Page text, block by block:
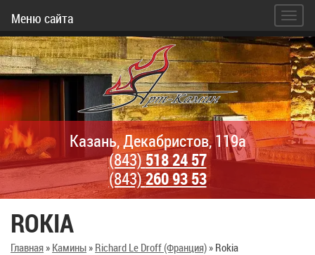
Меню сайта
Казань, Декабристов, 119а
(843)518 24 57
(843)260 93 53
ROKIA
Главная» Камины» Richard Le Droff (Франция)» Rokia